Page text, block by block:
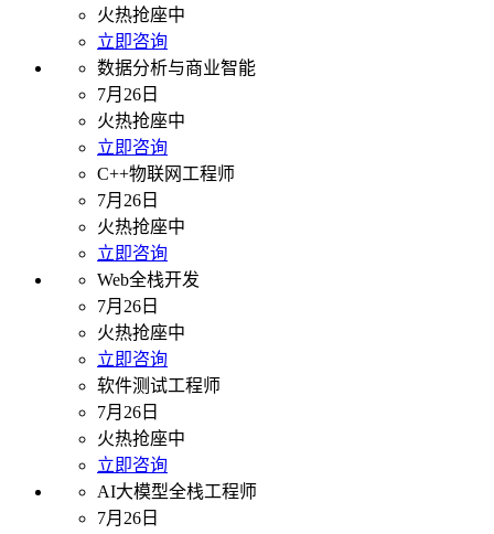
火热抢座中
立即咨询
数据分析与商业智能
7月26日
火热抢座中
立即咨询
C++物联网工程师
7月26日
火热抢座中
立即咨询
Web全栈开发
7月26日
火热抢座中
立即咨询
软件测试工程师
7月26日
火热抢座中
立即咨询
AI大模型全栈工程师
7月26日